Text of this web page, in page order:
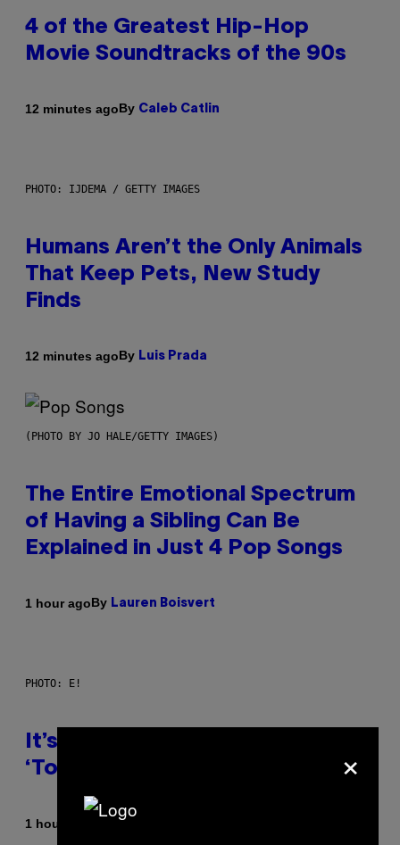
4 of the Greatest Hip-Hop
Movie Soundtracks of the 90s
12 minutes agoBy Caleb Catlin
PHOTO: IJDEMA / GETTY IMAGES
Humans Aren’t the Only Animals
That Keep Pets, New Study
Finds
12 minutes agoBy Luis Prada
(PHOTO BY JO HALE/GETTY IMAGES)
The Entire Emotional Spectrum
of Having a Sibling Can Be
Explained in Just 4 Pop Songs
1 hour agoBy Lauren Boisvert
PHOTO: E!
It’s Time for WWE to Bring Back
‘Total Divas’
1 hour ago
×